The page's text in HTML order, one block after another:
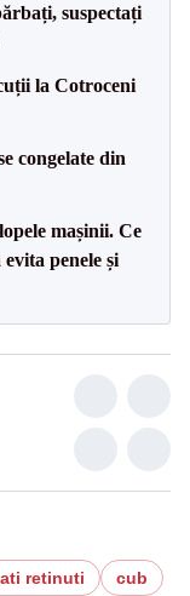
suspectați
la Cotroceni
congelate din
mașinii. Ce
penele și
retinuti
cub